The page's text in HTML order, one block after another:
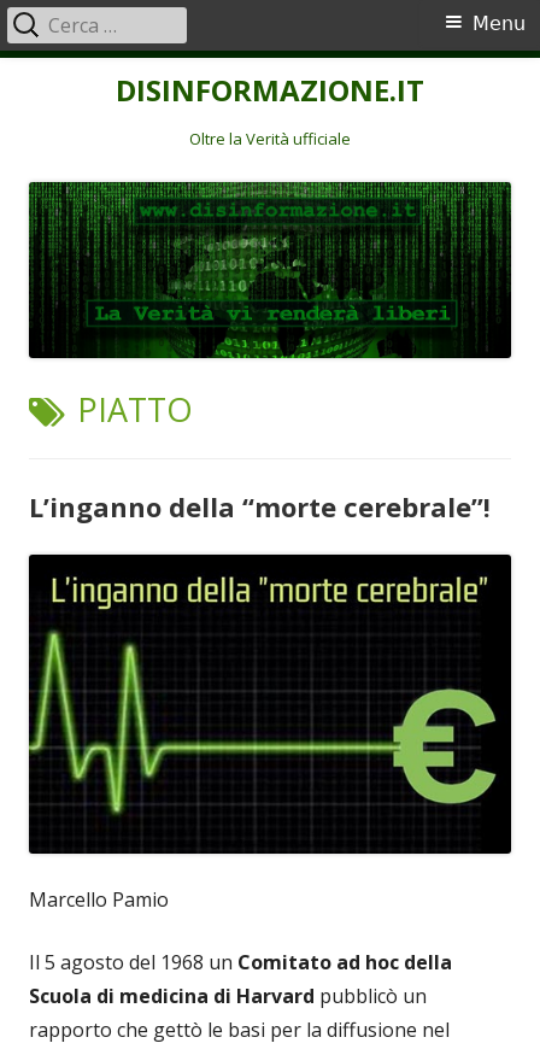
DISINFORMAZIONE.IT
Oltre la Verità ufficiale
Menu
principale
Menu
Ricerca
per:
TAG:
PIATTO
L’inganno della “morte cerebrale”!
Marcello Pamio
Il 5 agosto del 1968 un Comitato ad hoc della
Scuola di medicina di Harvard pubblicò un
rapporto che gettò le basi per la diffusione nel